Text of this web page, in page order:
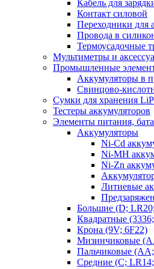
Кабель для
Контакт силовой
Переходники для
Провода в
Термоусадочные
Мультиметры и
Промышленные
Аккумуляторы в
Свинцово-
Сумки для хранения
Тестеры аккумуляторов
Элементы питания,
Аккумуляторы
Ni-Cd
Ni-MH
Ni-Zn
Литиевые
Большие (D;
Квадратные
Крона (9V; 6F22)
Мизинчиковые
Пальчиковые
Средние (C;